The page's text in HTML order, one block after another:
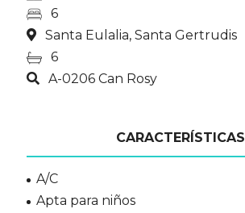
6
Santa Eulalia, Santa Gertrudis
6
A-0206 Can Rosy
CARACTERÍSTICAS
A/C
Apta para niños